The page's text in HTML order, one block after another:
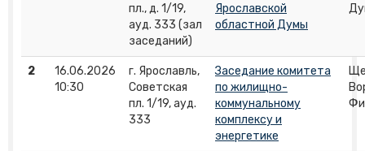
пл., д. 1/19,
ауд. 333 (зал
заседаний)
Ярославской
областной Думы
2
16.06.2026
10:30
г. Ярославль,
Советская
пл. 1/19, ауд.
333
Заседание комитета
по жилищно-
коммунальному
комплексу и
энергетике